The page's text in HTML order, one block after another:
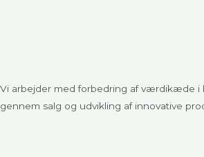
Vi arbejder med forbedring af værdikæde i
gennem salg og udvikling af innovative